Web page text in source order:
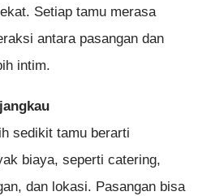
Setiap tamu merasa
antara pasangan dan
intim.
sedikit tamu berarti
biaya, seperti catering,
dan lokasi. Pasangan bisa